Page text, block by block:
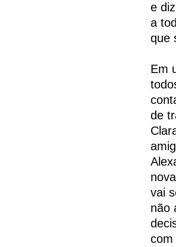
e
a
que
Em
de
vai
não
com